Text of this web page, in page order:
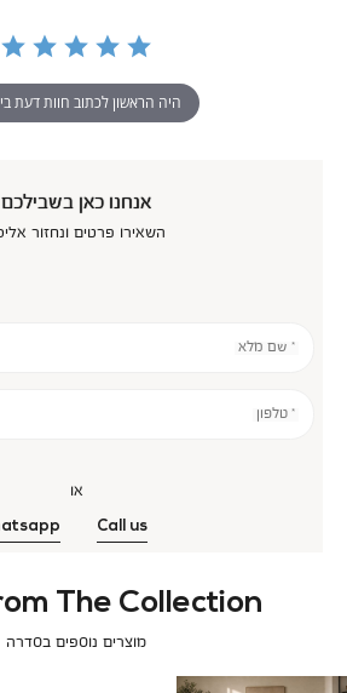
היה הראשון לכתוב חוות דעת
אנחנו כאן בשבילכם
השאירו פרטים ונחזור
* שם מלא
* טלפון
או
Call us
The Collection
מוצרים נוספים בסדרה